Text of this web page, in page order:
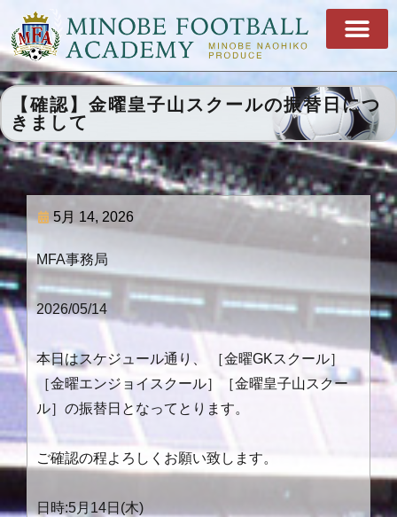
【確認】金曜皇子山スクールの振替日につ
きまして
5月 14, 2026
MFA事務局
2026/05/14
本日はスケジュール通り、 ［金曜GKスクール］
［金曜エンジョイスクール］［金曜皇子山スクー
ル］の振替日となってとります。
ご確認の程よろしくお願い致します。
日時:5月14日(木)